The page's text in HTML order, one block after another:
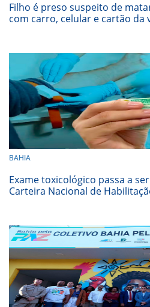
Filho é preso suspeito de
com carro, celular e cartão da
BAHIA
Exame toxicológico passa a
Carteira Nacional de